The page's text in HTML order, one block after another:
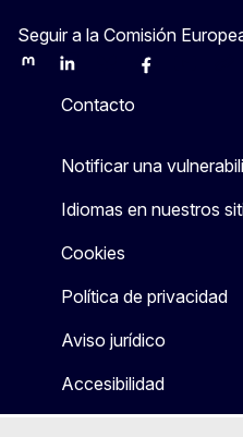
Seguir a la Comisión
MastodonLinkedInBlueskyFacebook
Contacto
Notificar una
Idiomas en nuestros
Cookies
Política de privacidad
Aviso jurídico
Accesibilidad